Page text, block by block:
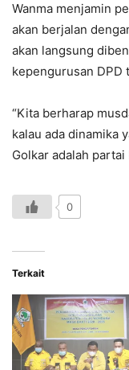
Wanma menjamin
akan berjalan
akan langsung
kepengurusan DPD
“Kita berharap
kalau ada dinamika
Golkar adalah partai
0
Terkait